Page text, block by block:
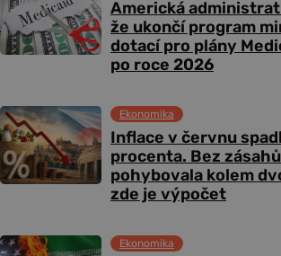
Americká
že ukončí program
dotací pro plány
po roce 2026
Inflace v červnu
procenta. Bez
pohybovala kolem
zde je výpočet
Ekonomika
Ekonomika